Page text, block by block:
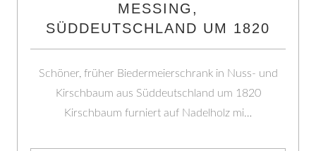
MESSING,
SÜDDEUTSCHLAND UM 1820
Schöner, früher Biedermeierschrank in Nuss- und
Kirschbaum aus Süddeutschland um 1820
Kirschbaum furniert auf Nadelholz mi…